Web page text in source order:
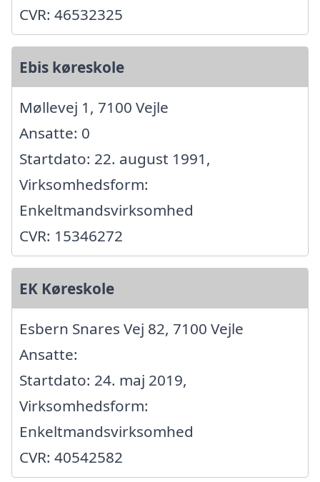
CVR: 46532325
Ebis køreskole
Møllevej 1, 7100 Vejle
Ansatte: 0
Startdato: 22. august 1991,
Virksomhedsform:
Enkeltmandsvirksomhed
CVR: 15346272
EK Køreskole
Esbern Snares Vej 82, 7100 Vejle
Ansatte:
Startdato: 24. maj 2019,
Virksomhedsform:
Enkeltmandsvirksomhed
CVR: 40542582